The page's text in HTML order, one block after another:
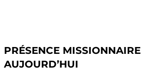
PRÉSENCE MISSIONNAIRE
AUJOURD’HUI